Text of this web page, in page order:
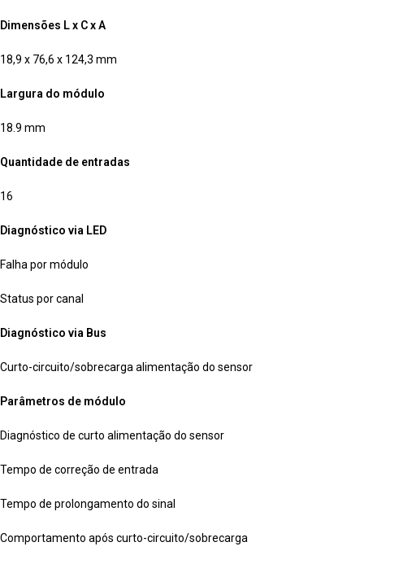
Dimensões L x C x A
18,9 x 76,6 x 124,3 mm
Largura do módulo
18.9 mm
Quantidade de entradas
16
Diagnóstico via LED
Falha por módulo
Status por canal
Diagnóstico via Bus
Curto-circuito/sobrecarga alimentação do sensor
Parâmetros de módulo
Diagnóstico de curto alimentação do sensor
Tempo de correção de entrada
Tempo de prolongamento do sinal
Comportamento após curto-circuito/sobrecarga